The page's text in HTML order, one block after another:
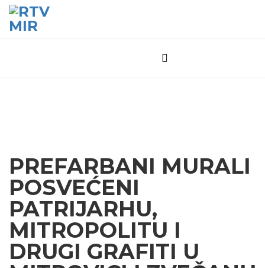
PREFARBANI MURALI
POSVEĆENI
PATRIJARHU,
MITROPOLITU I
DRUGI GRAFITI U